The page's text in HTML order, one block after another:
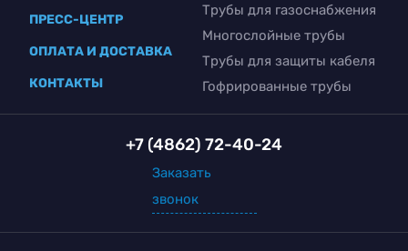
ПРЕСС-ЦЕНТР
ОПЛАТА И ДОСТАВКА
КОНТАКТЫ
Трубы для газоснабжения
Многослойные трубы
Трубы для защиты кабеля
Гофрированные трубы
+7 (4862) 72-40-24
Заказать
звонок